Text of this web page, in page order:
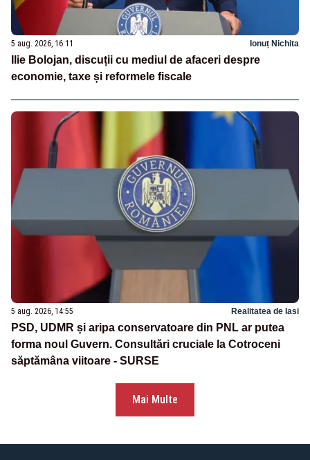
5 aug. 2026, 16:11 Ionuț Nichita
Ilie Bolojan, discuții cu mediul de afaceri despre
economie, taxe și reformele fiscale
5 aug. 2026, 14:55 Realitatea de Iasi
PSD, UDMR și aripa conservatoare din PNL ar putea
forma noul Guvern. Consultări cruciale la Cotroceni
săptămâna viitoare - SURSE
Mai Multe